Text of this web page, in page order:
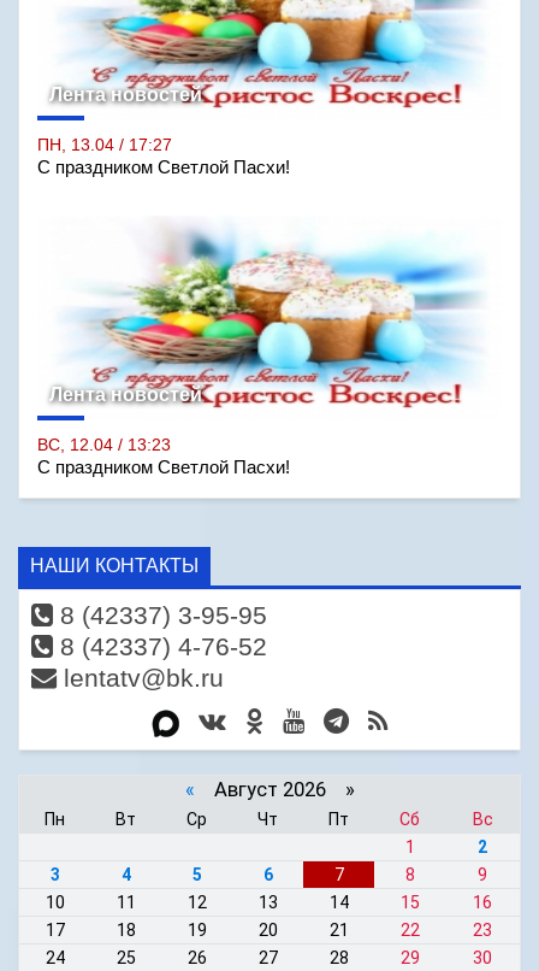
Лента новостей
ПН, 13.04 / 17:27
С праздником Светлой Пасхи!
Лента новостей
ВС, 12.04 / 13:23
С праздником Светлой Пасхи!
НАШИ КОНТАКТЫ
8 (42337) 3-95-95
8 (42337) 4-76-52
lentatv@bk.ru
« Август 2026 »
Пн Вт Ср Чт Пт Сб
Вс
1
2
3
4 5 6 7 8
9
10
11 12 13 14 15
16
17
18 19 20 21 22
23
24
25 26 27 28 29
30